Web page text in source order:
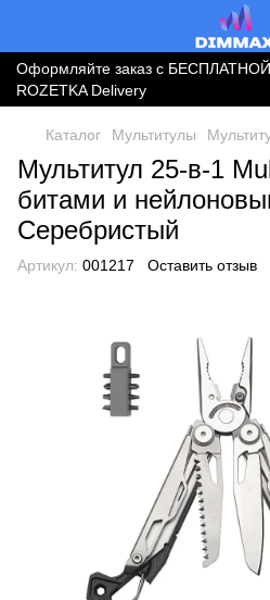
Оформляйте заказ с БЕСПЛАТНОЙ
ROZETKA Delivery
Каталог Мультитулы
Мультитул 25‑в‑1
битами и
Серебристый
Артикул: 001217 Оставить отзыв